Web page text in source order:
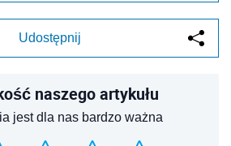
Udostępnij
naszego artykułu
jest dla nas bardzo ważna